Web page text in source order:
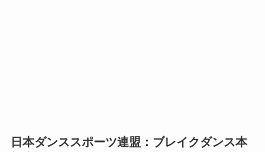
日本ダンススポーツ連盟：ブレイクダンス本